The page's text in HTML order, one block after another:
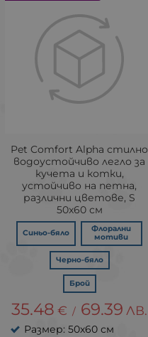
Pet Comfort Alpha стилно
водоустойчиво легло за
кучета и котки,
устойчивo на петна,
различни цветове, S
50x60 см
Синьо-бяло
Флорални
мотиви
Черно-бяло
Брой
35.48 € / 69.39 ЛВ.
Размер: 50х60 см